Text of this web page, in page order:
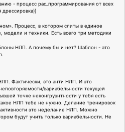
- процесс рас_программирования от всех
дрессировка)]
Процесс, в котором слиты в единое
модели и техники. Есть всего три методики
НЛП. А почему бы и нет? Шаблон - это
Фактически, это анти НЛП. И это
вариабельности текущей
точке неконгруэнтности у тебя есть
НЛП тебе не нужно. Делание тренировок
это неделание НЛП. Можно
будут учить только вариабельности. Не